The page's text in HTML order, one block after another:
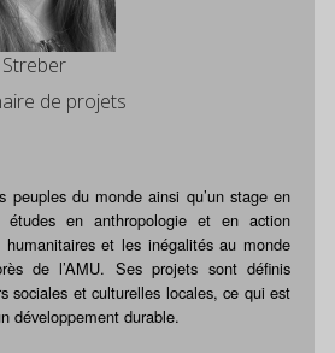
Streber
de projets
du monde ainsi qu’un stage en
en anthropologie et en action
et les inégalités au monde
de l’AMU. Ses projets sont définis
sociales et culturelles locales, ce qui est
développement durable.